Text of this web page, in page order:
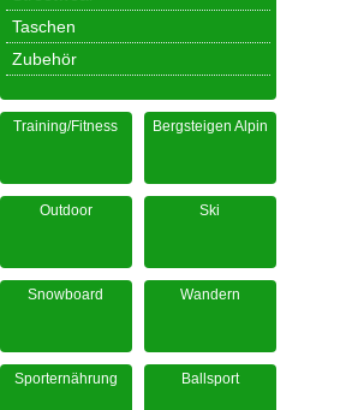
Taschen
Zubehör
Training/Fitness Bergsteigen Alpin
Outdoor Ski
Snowboard Wandern
Sporternährung Ballsport